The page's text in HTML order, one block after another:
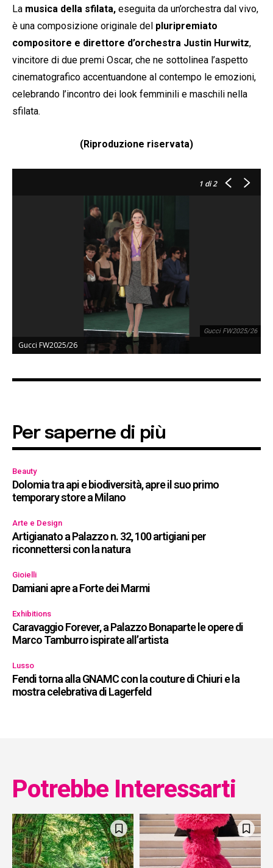
La musica della sfilata, eseguita da un’orchestra dal vivo,
è una composizione originale del pluripremiato
compositore e direttore d’orchestra Justin Hurwitz,
vincitore di due premi Oscar, che ne sottolinea l’aspetto
cinematografico accentuandone al contempo le emozioni,
celebrando l’incontro dei look femminili e maschili nella
sfilata.
(Riproduzione riservata)
1 di 2
Gucci FW2025/26
Gucci FW2025/26
Per saperne di più
Beauty
Dolomia tra api e biodiversità, apre il suo primo
temporary store a Milano
Arte e Design
Artigianato a Palazzo n. 32, 100 artigiani per
riconnettersi con la natura
Gioielli
Damiani apre a Forte dei Marmi
Exhibitions
Caravaggio Forever, a Palazzo Bonaparte le opere di
Marco Tamburro ispirate all’artista
Lusso
Fendi torna alla GNAMC con la couture di Chiuri e la
mostra celebrativa di Lagerfeld
Potrebbe Interessarti